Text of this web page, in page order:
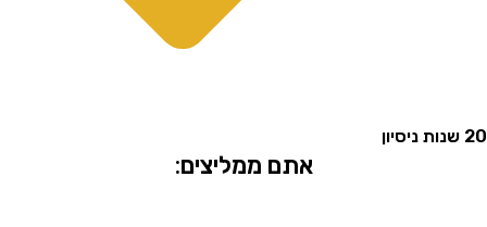
אתם ממליצים: